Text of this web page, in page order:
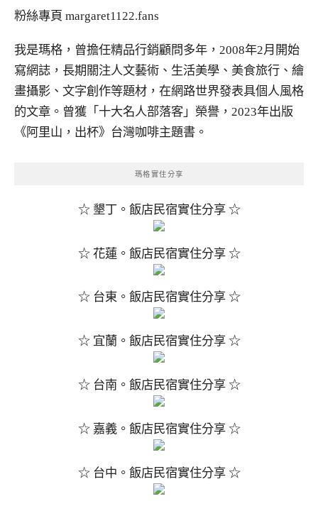
粉絲專頁 margaret1122.fans
我是瑪格，曾擔任精品行銷顧問多年，2008年2月開始
寫網誌，長期關注人文藝術、生活美學、美食旅行、繪
畫攝影、文字創作等題材，在網路世界發表具個人風格
的文章。曾獲「十大名人部落客」榮譽，2023年出版
《阿里山，出杯》台灣咖啡主題書。
瑪格實住分享
☆ 墾丁。飯店民宿實住分享 ☆
☆ 花蓮。飯店民宿實住分享 ☆
☆ 台東。飯店民宿實住分享 ☆
☆ 宜蘭。飯店民宿實住分享 ☆
☆ 台南。飯店民宿實住分享 ☆
☆ 嘉義。飯店民宿實住分享 ☆
☆ 台中。飯店民宿實住分享 ☆